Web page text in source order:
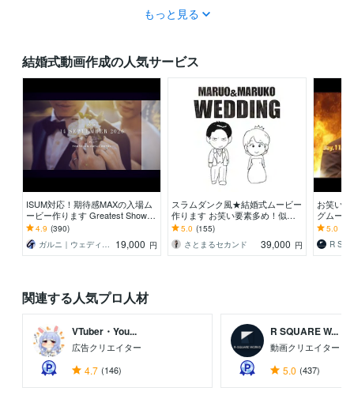
もっと見る
結婚式動画作成の人気サービス
ISUM対応！期待感MAXの入場ム
ービー作ります Greatest Showも
可能！結婚式オープニングムービ
ー
4.9 (390)
ガルニ｜ウェディングムービー＆ギフト
19,000 円
スラムダンク風★結婚式ムービー
作ります お笑い要素多め！似顔
絵で式を盛り上げましょう！
5.0 (155)
さとまるセカンド
39,000 円
お笑い
グムー
なし！
メッセ
5.0
関連する人気プロ人材
VTuber・You...
広告クリエイター
4.7 (146)
R SQUARE W...
動画クリエイター
5.0 (437)